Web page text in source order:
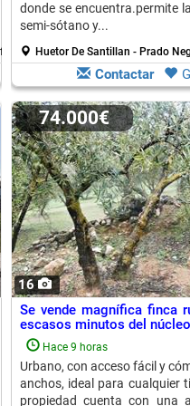
donde se encuentra.permite
semi-sótano y...
Huetor De Santillan - Prado
Contactar
16
74.000€
Se vende magnífica finca
escasos minutos del
Hace 9 horas
Urbano, con acceso fácil y
anchos, ideal para cualquier
propiedad cuenta con una